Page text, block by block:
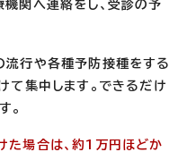
機関へ連絡をし、受診の予
流行や各種予防接種をする
て集中します。できるだけ
。
た場合は、約1万円ほどか